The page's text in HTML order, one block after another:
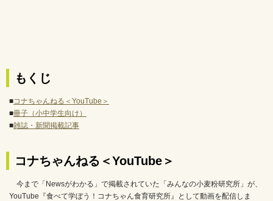
もくじ
■コナちゃんねる＜YouTube＞
■冊子（小中学生向け）
■雑誌・新聞掲載記事
コナちゃんねる＜YouTube＞
今まで「Newsがわかる」で掲載されていた「みんなの小麦粉研究所」が、
YouTube『食べて学ぼう！コナちゃん食育研究所』として動画を配信しま